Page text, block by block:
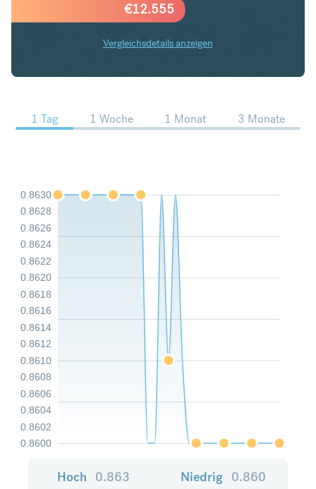
€12.555
Vergleichsdetails anzeigen
USD in EUR Trends
1 Tag 1 Woche 1 Monat 3 Monate
0.8600
0.8602
0.8604
0.8606
0.8608
0.8610
0.8612
0.8614
0.8616
0.8618
0.8620
0.8622
0.8624
0.8626
0.8628
0.8630
Hoch 0.863 Niedrig 0.860